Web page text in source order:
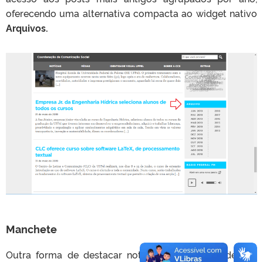
oferecendo uma alternativa compacta ao widget nativo
Arquivos.
Manchete
Outra forma de destacar notícias importantes de seu